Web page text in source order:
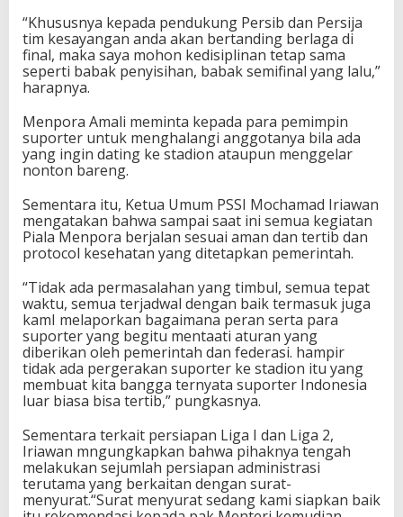
2
1
“Khususnya kepada pendukung Persib dan Persija
tim kesayangan anda akan bertanding berlaga di
final, maka saya mohon kedisiplinan tetap sama
seperti babak penyisihan, babak semifinal yang lalu,”
harapnya.
Menpora Amali meminta kepada para pemimpin
suporter untuk menghalangi anggotanya bila ada
yang ingin dating ke stadion ataupun menggelar
nonton bareng.
Sementara itu, Ketua Umum PSSI Mochamad Iriawan
mengatakan bahwa sampai saat ini semua kegiatan
Piala Menpora berjalan sesuai aman dan tertib dan
protocol kesehatan yang ditetapkan pemerintah.
“Tidak ada permasalahan yang timbul, semua tepat
waktu, semua terjadwal dengan baik termasuk juga
kamI melaporkan bagaimana peran serta para
suporter yang begitu mentaati aturan yang
diberikan oleh pemerintah dan federasi. hampir
tidak ada pergerakan suporter ke stadion itu yang
membuat kita bangga ternyata suporter Indonesia
luar biasa bisa tertib,” pungkasnya.
Sementara terkait persiapan Liga I dan Liga 2,
Iriawan mngungkapkan bahwa pihaknya tengah
melakukan sejumlah persiapan administrasi
terutama yang berkaitan dengan surat-
menyurat.“Surat menyurat sedang kami siapkan baik